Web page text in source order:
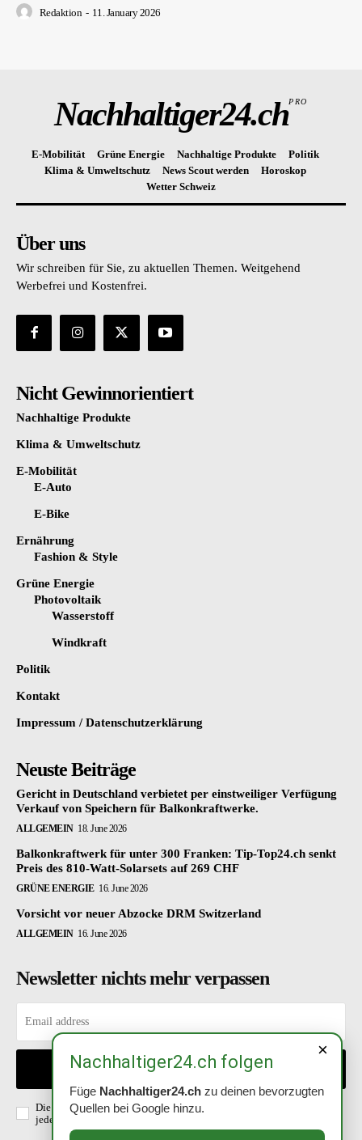
Redaktion - 11. January 2026
Nachhaltiger24.chPRO
E-Mobilität Grüne Energie Nachhaltige Produkte
Politik
Klima & Umweltschutz
News Scout werden
Horoskop
Wetter Schweiz
Über uns
Wir schreiben für Sie, zu aktuellen Themen. Weitgehend
Werbefrei und Kostenfrei.
Nicht Gewinnorientiert
Nachhaltige Produkte
Klima & Umweltschutz
E-Mobilität
E-Auto
E-Bike
Ernährung
Fashion & Style
Grüne Energie
Photovoltaik
Wasserstoff
Windkraft
Politik
Kontakt
Impressum / Datenschutzerklärung
Neuste Beiträge
Gericht in Deutschland verbietet per einstweiliger Verfügung
Verkauf von Speichern für Balkonkraftwerke.
ALLGEMEIN 18. June 2026
Balkonkraftwerk für unter 300 Franken: Tip-Top24.ch senkt
Preis des 810-Watt-Solarsets auf 269 CHF
GRÜNE ENERGIE 16. June 2026
Vorsicht vor neuer Abzocke DRM Switzerland
ALLGEMEIN 16. June 2026
Newsletter nichts mehr verpassen
EINTRAGEN
Die Richtlinien habe ich gelesen und akzeptiert. Abmeldung ist
jederzeit möglich.
Datenschutzerklärung
×
Nachhaltiger24.ch folgen
Füge Nachhaltiger24.ch zu deinen bevorzugten
Quellen bei Google hinzu.